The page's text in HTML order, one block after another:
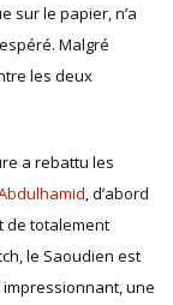
sur le papier, n’a
Malgré
les deux
a rebattu les
, d’abord
de totalement
le Saoudien est
une